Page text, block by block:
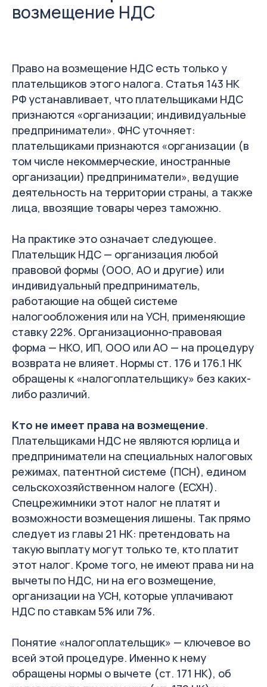
возмещение НДС
Право на возмещение НДС есть только у
плательщиков этого налога. Статья 143 НК
РФ устанавливает, что плательщиками НДС
признаются «организации; индивидуальные
предприниматели». ФНС уточняет:
плательщиками признаются «организации (в
том числе некоммерческие, иностранные
организации) предприниматели», ведущие
деятельность на территории страны, а также
лица, ввозящие товары через таможню.
На практике это означает следующее.
Плательщик НДС — организация любой
правовой формы (ООО, АО и другие) или
индивидуальный предприниматель,
работающие на общей системе
налогообложения или на УСН, применяющие
ставку 22%. Организационно-правовая
форма — НКО, ИП, ООО или АО — на процедуру
возврата не влияет. Нормы ст. 176 и 176.1 НК
обращены к «налогоплательщику» без каких-
либо различий.
Кто не имеет права на возмещение.
Плательщиками НДС не являются юрлица и
предприниматели на специальных налоговых
режимах, патентной системе (ПСН), едином
сельскохозяйственном налоге (ЕСХН).
Спецрежимники этот налог не платят и
возможности возмещения лишены. Так прямо
следует из главы 21 НК: претендовать на
такую выплату могут только те, кто платит
этот налог. Кроме того, не имеют права ни на
вычеты по НДС, ни на его возмещение,
организации на УСН, которые уплачивают
НДС по ставкам 5% или 7%.
Понятие «налогоплательщик» — ключевое во
всей этой процедуре. Именно к нему
обращены нормы о вычете (ст. 171 НК), об